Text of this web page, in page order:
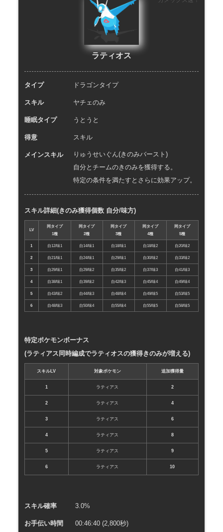
ラティオス
タイプ ドラゴンタイプ
スキル ヤチェのみ
睡眠タイプ うとうと
得意 スキル
メインスキル
りゅうせいぐん(きのみバースト)
自分とチームのきのみを獲得する。
特定の条件を満たすとさらに効果アップ。
スキル詳細(きのみ獲得個数 自分/味方)
LV
同タイプ
1種
同タイプ
2種
同タイプ
3種
同タイプ
4種
同タイプ
5種
1 自12/味1 自14/味1 自18/味1 自18/味2 自20/味2
2 自21/味1 自24/味1 自29/味1 自30/味2 自33/味2
3 自29/味1 自29/味2 自35/味2 自37/味3 自41/味3
4 自38/味1 自39/味2 自42/味3 自45/味4 自49/味4
5 自43/味2 自44/味3 自48/味4 自49/味5 自53/味5
6 自48/味3 自50/味4 自55/味4 自55/味5 自58/味5
特定ポケモンボーナス
(ラティアス同時編成でラティオスの獲得きのみが増える)
スキルLV 対象ポケモン 追加獲得量
1 ラティアス 2
2 ラティアス 4
3 ラティアス 6
4 ラティアス 8
5 ラティアス 9
6 ラティアス 10
スキル確率 3.0%
お手伝い時間 00:46:40 (2,800秒)